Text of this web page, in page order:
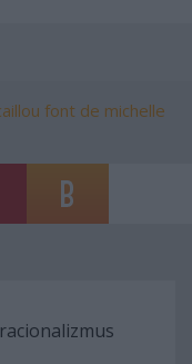
font de michelle